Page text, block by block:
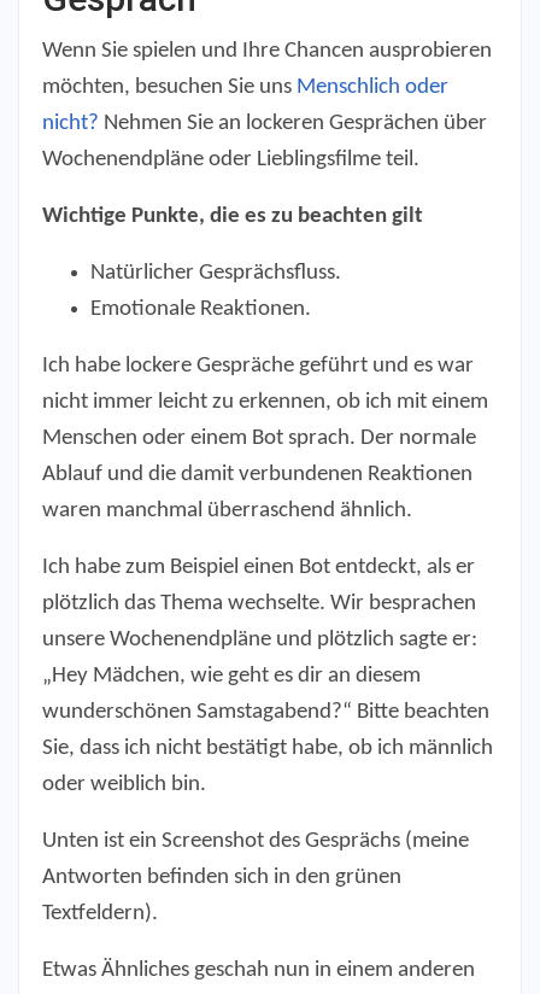
Wenn Sie spielen und Ihre Chancen ausprobieren
möchten, besuchen Sie uns Menschlich oder
nicht? Nehmen Sie an lockeren Gesprächen über
Wochenendpläne oder Lieblingsfilme teil.
Wichtige Punkte, die es zu beachten gilt
Natürlicher Gesprächsfluss.
Emotionale Reaktionen.
Ich habe lockere Gespräche geführt und es war
nicht immer leicht zu erkennen, ob ich mit einem
Menschen oder einem Bot sprach. Der normale
Ablauf und die damit verbundenen Reaktionen
waren manchmal überraschend ähnlich.
Ich habe zum Beispiel einen Bot entdeckt, als er
plötzlich das Thema wechselte. Wir besprachen
unsere Wochenendpläne und plötzlich sagte er:
„Hey Mädchen, wie geht es dir an diesem
wunderschönen Samstagabend?“ Bitte beachten
Sie, dass ich nicht bestätigt habe, ob ich männlich
oder weiblich bin.
Unten ist ein Screenshot des Gesprächs (meine
Antworten befinden sich in den grünen
Textfeldern).
Etwas Ähnliches geschah nun in einem anderen